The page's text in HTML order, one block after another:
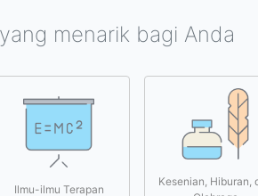
menarik bagi Anda
Ilmu-ilmu Terapan
Kesenian, Hiburan,